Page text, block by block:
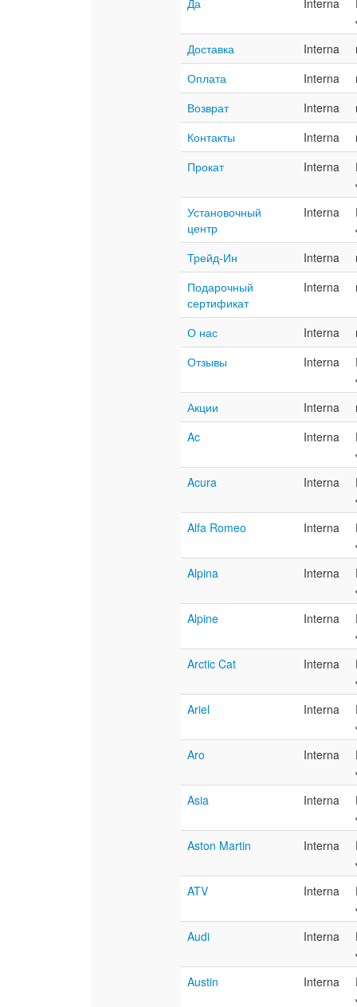
Да Interna
Доставка
Interna
Оплата
Interna
Возврат
Interna
Контакты
Interna
Прокат
Interna
Установочный
центр
Interna
Трейд-Ин
Interna
Подарочный
сертификат
Interna
О нас Interna
Отзывы
Interna
Акции
Interna
Ac
Interna
Acura
Interna
Alfa Romeo
Interna
Alpina
Interna
Alpine
Interna
Arctic Cat
Interna
Ariel
Interna
Aro
Interna
Asia
Interna
Aston Martin
Interna
ATV
Interna
Audi
Interna
Austin
Interna